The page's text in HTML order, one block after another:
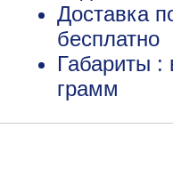
Доставка
бесплатно
Габариты
грамм